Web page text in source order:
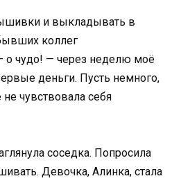
и выкладывать в
коллег
о чудо! — через неделю моё
деньги. Пусть немного,
чувствовала себя
соседка. Попросила
Девочка, Алинка, стала